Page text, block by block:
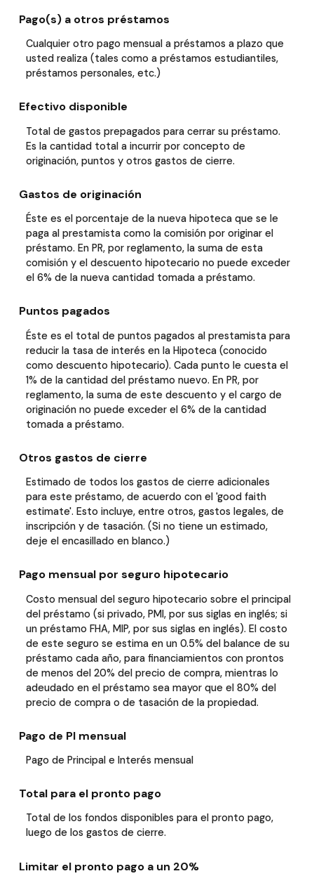
Pago(s) a otros préstamos
Cualquier otro pago mensual a préstamos a plazo que
usted realiza (tales como a préstamos estudiantiles,
préstamos personales, etc.)
Efectivo disponible
Total de gastos prepagados para cerrar su préstamo.
Es la cantidad total a incurrir por concepto de
originación, puntos y otros gastos de cierre.
Gastos de originación
Éste es el porcentaje de la nueva hipoteca que se le
paga al prestamista como la comisión por originar el
préstamo. En PR, por reglamento, la suma de esta
comisión y el descuento hipotecario no puede exceder
el 6% de la nueva cantidad tomada a préstamo.
Puntos pagados
Éste es el total de puntos pagados al prestamista para
reducir la tasa de interés en la Hipoteca (conocido
como descuento hipotecario). Cada punto le cuesta el
1% de la cantidad del préstamo nuevo. En PR, por
reglamento, la suma de este descuento y el cargo de
originación no puede exceder el 6% de la cantidad
tomada a préstamo.
Otros gastos de cierre
Estimado de todos los gastos de cierre adicionales
para este préstamo, de acuerdo con el 'good faith
estimate'. Esto incluye, entre otros, gastos legales, de
inscripción y de tasación. (Si no tiene un estimado,
deje el encasillado en blanco.)
Pago mensual por seguro hipotecario
Costo mensual del seguro hipotecario sobre el principal
del préstamo (si privado, PMI, por sus siglas en inglés; si
un préstamo FHA, MIP, por sus siglas en inglés). El costo
de este seguro se estima en un 0.5% del balance de su
préstamo cada año, para financiamientos con prontos
de menos del 20% del precio de compra, mientras lo
adeudado en el préstamo sea mayor que el 80% del
precio de compra o de tasación de la propiedad.
Pago de PI mensual
Pago de Principal e Interés mensual
Total para el pronto pago
Total de los fondos disponibles para el pronto pago,
luego de los gastos de cierre.
Limitar el pronto pago a un 20%